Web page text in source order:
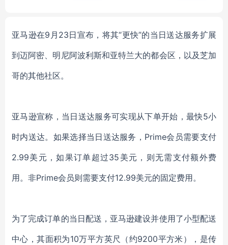
亚马逊在9月23日宣布，将其“更快”的当日送达服务扩展
到迈阿密、明尼阿波利斯和亚特兰大的都会区，以及芝加
哥的其他社区。
亚马逊宣称，当日送达服务可实现从下单开始，最快5小
时内送达。如果选择当日送达服务， Prime会员需要支付
2.99美元 ，如果订单超过35美元 ， 则无需支付额外费
用。 非Prime会员则需要支付12.99美元的固定费用。
为了完成订单的当日配送 ，亚马逊建设并使用了小型配送
中心，其面积为10万平方英尺 （约9200平方米）
，是传